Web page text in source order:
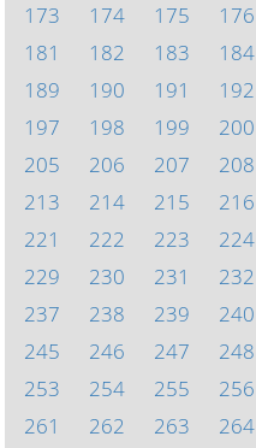
173
174 175 176
181
182 183 184
189
190 191 192
197
198 199 200
205
206 207 208
213
214 215 216
221
222 223 224
229
230 231 232
237
238 239 240
245
246 247 248
253
254 255 256
261
262 263 264